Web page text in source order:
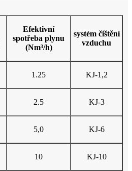
Efektivní
spotřeba plynu
(Nm³/h)
systém čištění
vzduchu
1.25 KJ-1,2
2.5 KJ-3
5,0 KJ-6
10 KJ-10